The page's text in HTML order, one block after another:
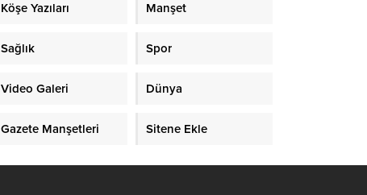
Köşe Yazıları Manşet
Sağlık Spor
Video Galeri Dünya
Gazete Manşetleri Sitene Ekle